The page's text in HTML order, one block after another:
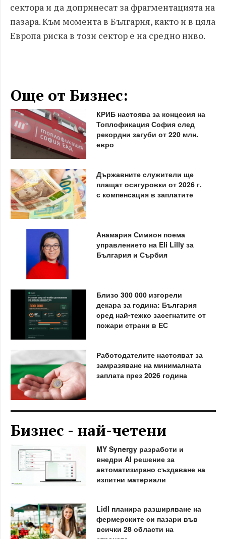
сектора и да допринесат за фрагментацията на
пазара. Към момента в България, както и в цяла
Европа риска в този сектор е на средно ниво.
Още от Бизнес:
КРИБ настоява за концесия на
Топлофикация София след
рекордни загуби от 220 млн.
евро
Държавните служители ще
плащат осигуровки от 2026 г.
с компенсация в заплатите
Анамария Симион поема
управлението на Eli Lilly за
България и Сърбия
Близо 300 000 изгорели
декара за година: България
сред най-тежко засегнатите от
пожари страни в ЕС
Работодателите настояват за
замразяване на минималната
заплата през 2026 година
Бизнес - най-четени
MY Synergy разработи и
внедри AI решение за
автоматизирано създаване на
изпитни материали
Lidl планира разширяване на
фермерските си пазари във
всички 28 области на